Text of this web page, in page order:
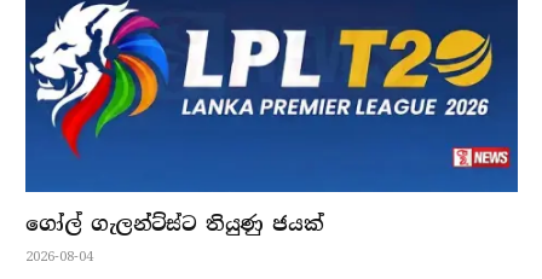
ගෝල් ගැලන්ට්ස්ට තියුණු ජයක්
2026-08-04